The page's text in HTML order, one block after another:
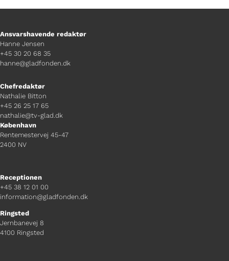
Ansvarshavende redaktør
Hanne Jensen
+45 30 20 68 35
hanne@gladfonden.dk
Chefredaktør
Nathalie Bitton
+45 26 25 17 65
nathalie@tv-glad.dk
København
Rentemestervej 45-47
2400 NV
Receptionen
+45 38 12 01 00
information@gladfonden.dk
Ringsted
Jernbanevej 8
4100 Ringsted